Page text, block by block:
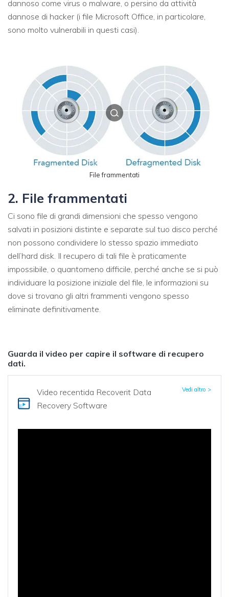
dannoso come virus o malware, o persino da attività
dannose di hacker (i file Microsoft Office, in particolare,
sono molto vulnerabili in questi casi).
File frammentati
2. File frammentati
Ci sono file di grandi dimensioni che spesso vengono
salvati in posizioni distinte e separate sul tuo disco perché
non possono condividere lo stesso spazio immediato
dell’hard disk. Il recupero di tali file è praticamente
impossibile, o quantomeno difficile, perché anche se si può
individuare la posizione iniziale del file, le informazioni su
dove si trovano gli altri frammenti vengono spesso
eliminate definitivamente.
Guarda il video per capire il software di recupero
dati.
Video recentida Recoverit Data
Recovery Software
Vedi altro >